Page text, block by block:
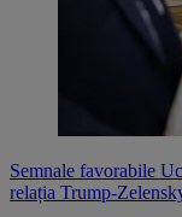
Semnale favorabile
relația Trump-